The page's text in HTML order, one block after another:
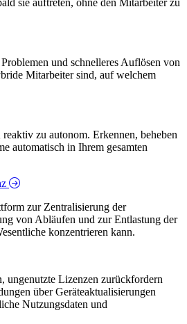
sie auftreten, ohne den Mitarbeiter zu
und schnelleres Auflösen von
Mitarbeiter sind, auf welchem
zu autonom. Erkennen, beheben
automatisch in Ihrem gesamten
zur Zentralisierung der
von Abläufen und zur Entlastung der
konzentrieren kann.
ungenutzte Lizenzen zurückfordern
über Geräteaktualisierungen
Nutzungsdaten und